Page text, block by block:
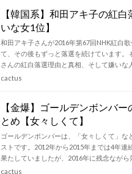
【韓国系】和田アキ子の紅
いな女1位】
和田アキ子さんが2016年第67回NHK紅白
て、その後もずっと落選を続けています。
さんの紅白落選理由と真相、そして嫌いな
cactus
【金爆】ゴールデンボンバ
とめ【女々しくて】
ゴールデンボンバーは、「女々しくて」な
ストです。2012年から2015年までは4年連
果たしていましたが、2016年に残念ながら
cactus